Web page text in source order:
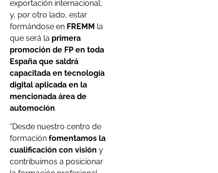
exportación internacional;
y, por otro lado, estar
formándose en FREMM la
que será la primera
promoción de FP en toda
España que saldrá
capacitada en tecnología
digital aplicada en la
mencionada área de
automoción.
“Desde nuestro centro de
formación fomentamos la
cualificación con visión y
contribuimos a posicionar